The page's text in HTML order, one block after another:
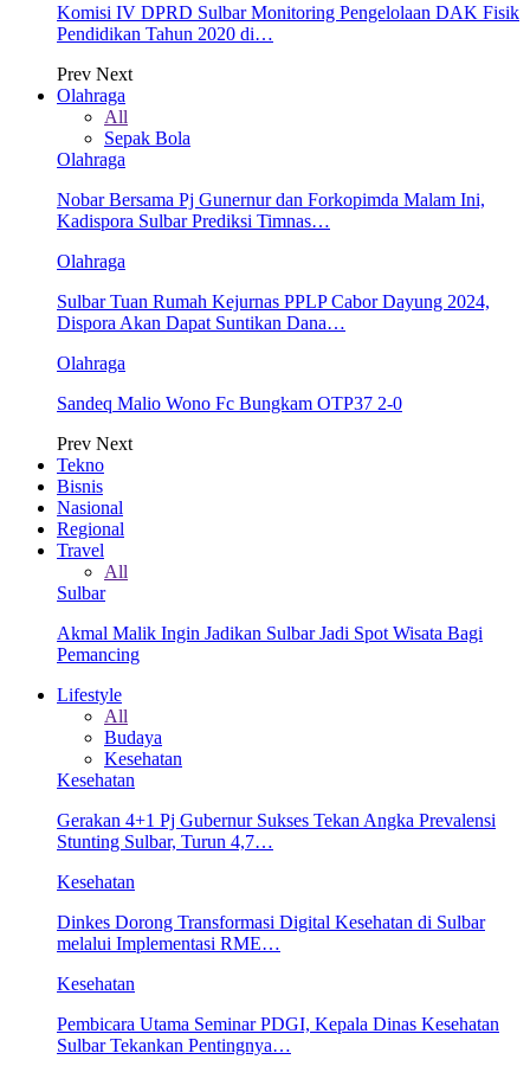
Komisi IV DPRD Sulbar Monitoring Pengelolaan DAK Fisik
Pendidikan Tahun 2020 di…
Prev Next
Olahraga
All
Sepak Bola
Olahraga
Nobar Bersama Pj Gunernur dan Forkopimda Malam Ini,
Kadispora Sulbar Prediksi Timnas…
Olahraga
Sulbar Tuan Rumah Kejurnas PPLP Cabor Dayung 2024,
Dispora Akan Dapat Suntikan Dana…
Olahraga
Sandeq Malio Wono Fc Bungkam OTP37 2-0
Prev Next
Tekno
Bisnis
Nasional
Regional
Travel
All
Sulbar
Akmal Malik Ingin Jadikan Sulbar Jadi Spot Wisata Bagi
Pemancing
Lifestyle
All
Budaya
Kesehatan
Kesehatan
Gerakan 4+1 Pj Gubernur Sukses Tekan Angka Prevalensi
Stunting Sulbar, Turun 4,7…
Kesehatan
Dinkes Dorong Transformasi Digital Kesehatan di Sulbar
melalui Implementasi RME…
Kesehatan
Pembicara Utama Seminar PDGI, Kepala Dinas Kesehatan
Sulbar Tekankan Pentingnya…